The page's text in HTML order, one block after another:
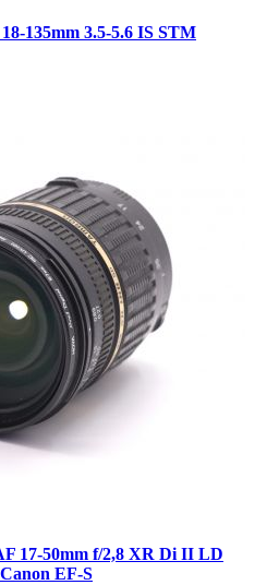
135mm 3.5-5.6 IS STM
17-50mm f/2,8 XR Di II LD
EF-S